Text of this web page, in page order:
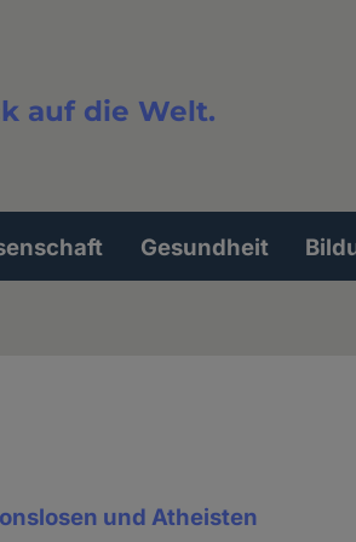
auf die Welt.
Gesundheit
und Atheisten